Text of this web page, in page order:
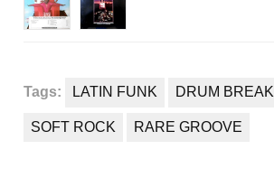
Tags: LATIN FUNK DRUM BREAK
SOFT ROCK RARE GROOVE